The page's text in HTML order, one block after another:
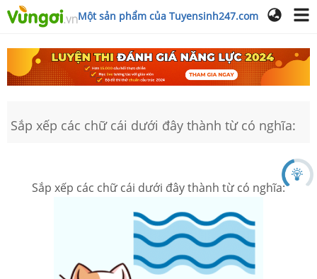
Một sản phẩm của Tuyensinh247.com
Sắp xếp các chữ cái dưới đây thành từ có nghĩa:
Sắp xếp các chữ cái dưới đây thành từ có nghĩa: